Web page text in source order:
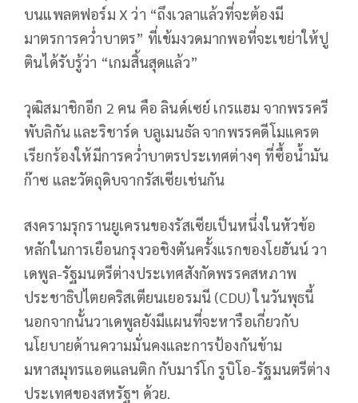
บนแพลตฟอร์ม X ว่า “ถึงเวลาแล้วที่จะต้องมี
มาตรการคว่ำบาตร” ที่เข้มงวดมากพอที่จะเขย่าให้ปู
ตินได้รับรู้ว่า “เกมสิ้นสุดแล้ว”
วุฒิสมาชิกอีก 2 คน คือ ลินด์เซย์ เกรแฮม จากพรรครี
พับลิกัน และริชาร์ด บลูเมนธัล จากพรรคดีโมแครต
เรียกร้องให้มีการคว่ำบาตรประเทศต่างๆ ที่ซื้อน้ำมัน
ก๊าซ และวัตถุดิบจากรัสเซียเช่นกัน
สงครามรุกรานยูเครนของรัสเซียเป็นหนึ่งในหัวข้อ
หลักในการเยือนกรุงวอชิงตันครั้งแรกของโยฮันน์ วา
เดพูล-รัฐมนตรีต่างประเทศสังกัดพรรคสหภาพ
ประชาธิปไตยคริสเตียนเยอรมนี (CDU) ในวันพุธนี้
นอกจากนั้นวาเดพูลยังมีแผนที่จะหารือเกี่ยวกับ
นโยบายด้านความมั่นคงและการป้องกันข้าม
มหาสมุทรแอตแลนติก กับมาร์โก รูบิโอ-รัฐมนตรีต่าง
ประเทศของสหรัฐฯ ด้วย.